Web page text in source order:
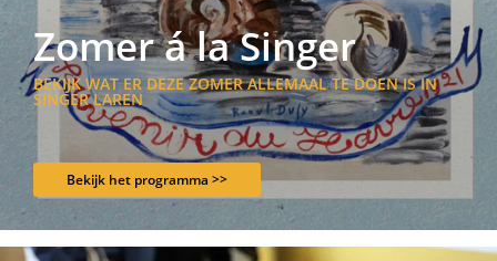
Zomer á la Singer
BEKIJK WAT ER DEZE ZOMER ALLEMAAL TE DOEN IS IN
SINGER LAREN
Bekijk het programma >>